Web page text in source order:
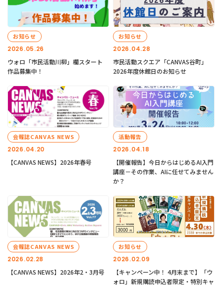
2026.05.26
お知らせ
ウォロ「市民活動川柳」欄スタート
作品募集中！
2026.04.28
お知らせ
市民活動スクエア「CANVAS谷町」
2026年度休館日のお知らせ
2026.04.20
会報誌CANVAS NEWS
【CANVAS NEWS】2026年春号
2026.04.18
活動報告
【開催報告】今日からはじめるAI入門
講座－その作業、AIに任せてみません
か？
2026.02.28
会報誌CANVAS NEWS
【CANVAS NEWS】2026年2・3月号
2026.02.09
お知らせ
【キャンペーン中！ 4月末まで】「ウ
ォロ」新規購読申込者限定・特別キャ